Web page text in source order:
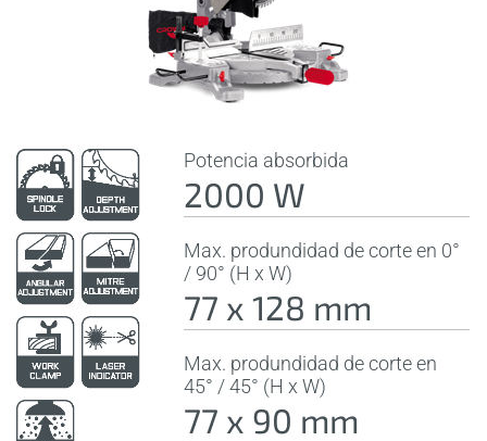
Potencia absorbida
2000 W
Max. produndidad de corte en 0°
/ 90° (H x W)
77 x 128 mm
Max. produndidad de corte en
45° / 45° (H x W)
77 x 90 mm